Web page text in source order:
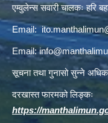
एम्वुलेन्स सवारी चालकः हरि
Email:
Email:
सूचना तथा गुनासो सुन्ने
दरखास्त फारमको लिङ्कः
https://